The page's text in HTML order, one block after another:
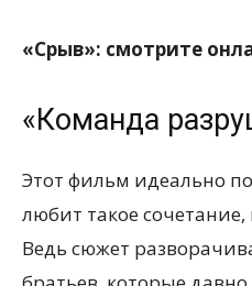
«Срыв»: смотрите
«Команда
Этот фильм идеально
любит такое
Ведь сюжет